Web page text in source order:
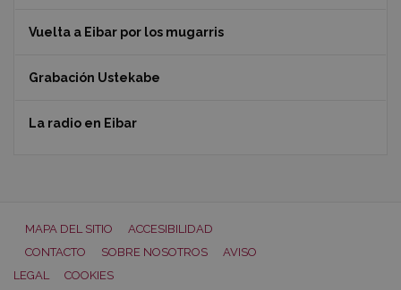
Vuelta a Eibar por los mugarris
Grabación Ustekabe
La radio en Eibar
MAPA DEL SITIO
ACCESIBILIDAD
CONTACTO
SOBRE NOSOTROS
AVISO
LEGAL
COOKIES